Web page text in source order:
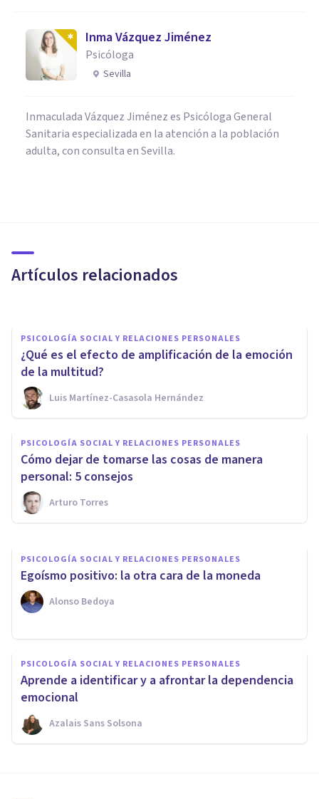
Inma Vázquez Jiménez
Psicóloga
Sevilla
Inmaculada Vázquez Jiménez es Psicóloga General
Sanitaria especializada en la atención a la población
adulta, con consulta en Sevilla.
Artículos relacionados
conflicto con eficacia
PSICOLOGÍA SOCIAL Y RELACIONES PERSONALES
¿Qué es el efecto de amplificación de la emoción
de la multitud?
Luis Martínez-Casasola Hernández
PSICOLOGÍA SOCIAL Y RELACIONES PERSONALES
Cómo dejar de tomarse las cosas de manera
personal: 5 consejos
Arturo Torres
Cómo calmar a un amigo
cuando este te necesita
Arturo Torres
PSICOLOGÍA SOCIAL Y RELACIONES PERSONALES
Egoísmo positivo: la otra cara de la moneda
Alonso Bedoya
PSICOLOGÍA SOCIAL Y RELACIONES PERSONALES
Aprende a identificar y a afrontar la dependencia
emocional
Azalais Sans Solsona